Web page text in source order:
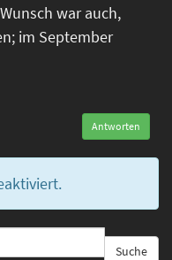
war auch,
im September
Antworten
Suche